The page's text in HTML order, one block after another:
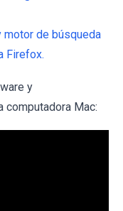
motor de búsqueda
Firefox.
y
computadora Mac: